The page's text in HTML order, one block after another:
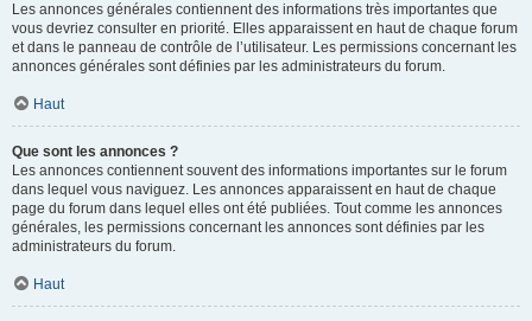
Les annonces générales contiennent des informations très importantes que
vous devriez consulter en priorité. Elles apparaissent en haut de chaque forum
et dans le panneau de contrôle de l’utilisateur. Les permissions concernant les
annonces générales sont définies par les administrateurs du forum.
Haut
Que sont les annonces ?
Les annonces contiennent souvent des informations importantes sur le forum
dans lequel vous naviguez. Les annonces apparaissent en haut de chaque
page du forum dans lequel elles ont été publiées. Tout comme les annonces
générales, les permissions concernant les annonces sont définies par les
administrateurs du forum.
Haut